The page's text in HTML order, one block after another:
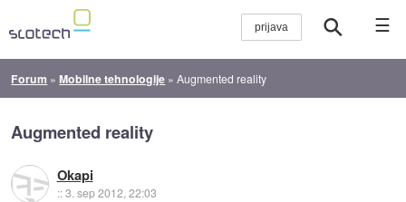
☰
Forum »Mobilne tehnologije »Augmented reality
Augmented reality
Okapi
::3. sep 2012, 22:03